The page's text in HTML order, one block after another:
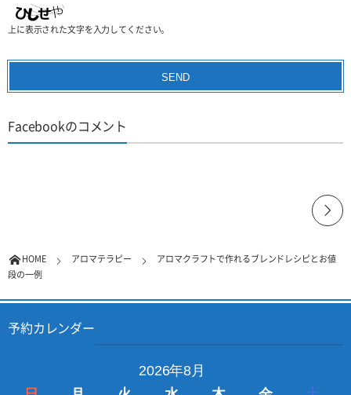
上に表示された文字を入力してください。
Facebookのコメント
HOME アロマテラピー
アロマクラフトで作れるブレンドレシピとお値
段の一例
予約カレンダー
2026年8月